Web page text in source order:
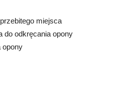
miejsca
do odkręcania opony
opony